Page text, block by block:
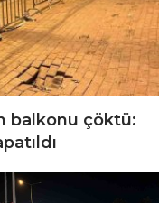
balkonu çöktü: